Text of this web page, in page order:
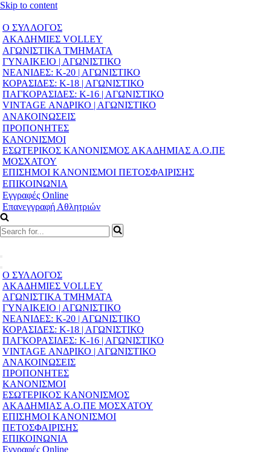
Skip to content
Ο ΣΥΛΛΟΓΟΣ
ΑΚΑΔΗΜΙΕΣ VOLLEY
ΑΓΩΝΙΣΤΙΚΑ ΤΜΗΜΑΤΑ
ΓΥΝΑΙΚΕΙΟ | ΑΓΩΝΙΣΤΙΚΟ
ΝΕΑΝΙΔΕΣ: Κ-20 | ΑΓΩΝΙΣΤΙΚΟ
ΚΟΡΑΣΙΔΕΣ: Κ-18 | ΑΓΩΝΙΣΤΙΚΟ
ΠΑΓΚΟΡΑΣΙΔΕΣ: Κ-16 | ΑΓΩΝΙΣΤΙΚΟ
VINTAGE ΑΝΔΡΙΚΟ | ΑΓΩΝΙΣΤΙΚΟ
ΑΝΑΚΟΙΝΩΣΕΙΣ
ΠΡΟΠΟΝΗΤΕΣ
ΚΑΝΟΝΙΣΜΟΙ
ΕΣΩΤΕΡΙΚΟΣ ΚΑΝΟΝΙΣΜΟΣ ΑΚΑΔΗΜΙΑΣ Α.Ο.ΠΕ
ΜΟΣΧΑΤΟΥ
ΕΠΙΣΗΜΟΙ ΚΑΝΟΝΙΣΜΟΙ ΠΕΤΟΣΦΑΙΡΙΣΗΣ
ΕΠΙΚΟΙΝΩΝΙΑ
Εγγραφές Online
Επανεγγραφή Αθλητριών
Search
for...
Menu
Navigation
Menu
Ο ΣΥΛΛΟΓΟΣ
ΑΚΑΔΗΜΙΕΣ VOLLEY
ΑΓΩΝΙΣΤΙΚΑ ΤΜΗΜΑΤΑ
ΓΥΝΑΙΚΕΙΟ | ΑΓΩΝΙΣΤΙΚΟ
ΝΕΑΝΙΔΕΣ: Κ-20 | ΑΓΩΝΙΣΤΙΚΟ
ΚΟΡΑΣΙΔΕΣ: Κ-18 | ΑΓΩΝΙΣΤΙΚΟ
ΠΑΓΚΟΡΑΣΙΔΕΣ: Κ-16 | ΑΓΩΝΙΣΤΙΚΟ
VINTAGE ΑΝΔΡΙΚΟ | ΑΓΩΝΙΣΤΙΚΟ
ΑΝΑΚΟΙΝΩΣΕΙΣ
ΠΡΟΠΟΝΗΤΕΣ
ΚΑΝΟΝΙΣΜΟΙ
ΕΣΩΤΕΡΙΚΟΣ ΚΑΝΟΝΙΣΜΟΣ
ΑΚΑΔΗΜΙΑΣ Α.Ο.ΠΕ ΜΟΣΧΑΤΟΥ
ΕΠΙΣΗΜΟΙ ΚΑΝΟΝΙΣΜΟΙ
ΠΕΤΟΣΦΑΙΡΙΣΗΣ
ΕΠΙΚΟΙΝΩΝΙΑ
Εγγραφές Online